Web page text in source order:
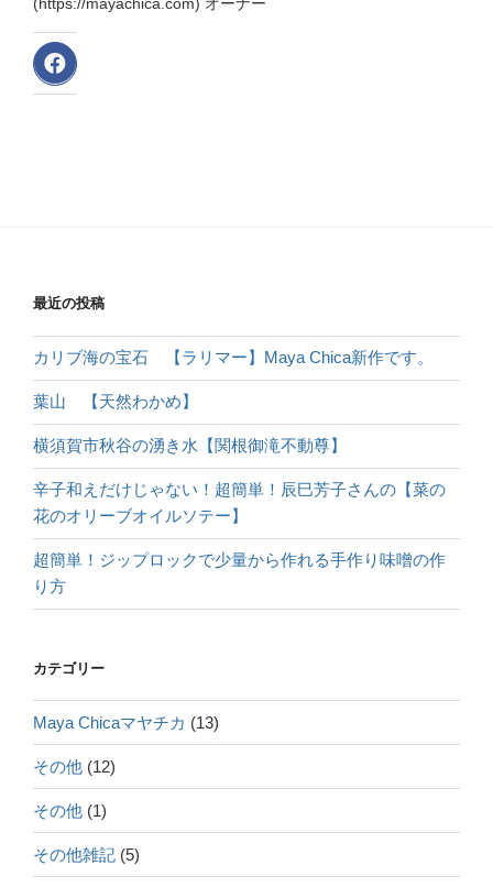
(https://mayachica.com) オーナー
最近の投稿
カリブ海の宝石 【ラリマー】Maya Chica新作です。
葉山 【天然わかめ】
横須賀市秋谷の湧き水【関根御滝不動尊】
辛子和えだけじゃない！超簡単！辰巳芳子さんの【菜の
花のオリーブオイルソテー】
超簡単！ジップロックで少量から作れる手作り味噌の作
り方
カテゴリー
Maya Chicaマヤチカ (13)
その他 (12)
その他 (1)
その他雑記 (5)